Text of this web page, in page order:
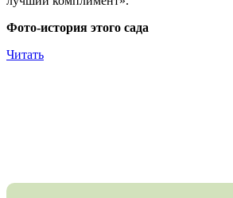
Фото-история этого сада
Читать